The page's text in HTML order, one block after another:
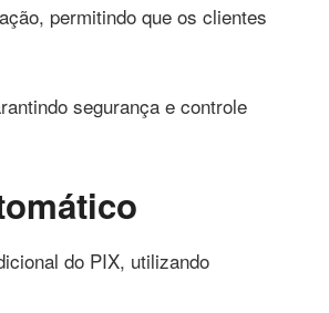
permitindo que os clientes
segurança e controle
do PIX, utilizando